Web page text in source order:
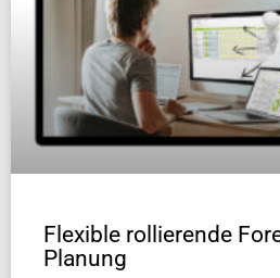
Flexible rollierende
Planung